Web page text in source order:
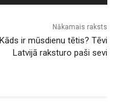
Nākamais raksts
Kāds ir mūsdienu tētis? Tēvi
Latvijā raksturo paši sevi